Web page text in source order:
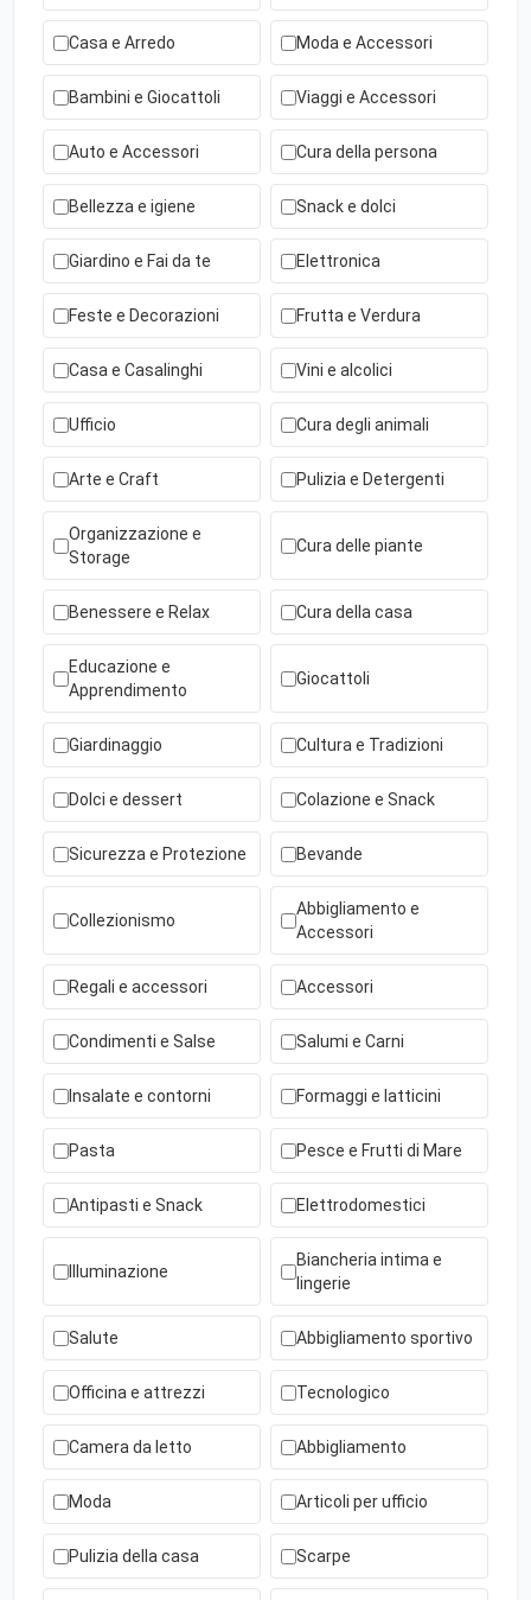
Casa e Arredo Moda e Accessori
Bambini e Giocattoli Viaggi e Accessori
Auto e Accessori Cura della persona
Bellezza e igiene Snack e dolci
Giardino e Fai da te Elettronica
Feste e Decorazioni Frutta e Verdura
Casa e Casalinghi Vini e alcolici
Ufficio Cura degli animali
Arte e Craft Pulizia e Detergenti
Organizzazione e
Storage
Cura delle piante
Benessere e Relax Cura della casa
Educazione e
Apprendimento
Giocattoli
Giardinaggio Cultura e Tradizioni
Dolci e dessert Colazione e Snack
Sicurezza e Protezione Bevande
Collezionismo
Abbigliamento e
Accessori
Regali e accessori Accessori
Condimenti e Salse Salumi e Carni
Insalate e contorni Formaggi e latticini
Pasta Pesce e Frutti di Mare
Antipasti e Snack Elettrodomestici
Illuminazione
Biancheria intima e
lingerie
Salute Abbigliamento sportivo
Officina e attrezzi Tecnologico
Camera da letto Abbigliamento
Moda Articoli per ufficio
Pulizia della casa Scarpe